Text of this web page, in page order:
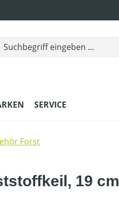
SERVICE
Forst
19 cm